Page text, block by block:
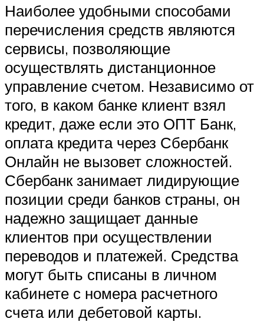
Наиболее удобными способами
перечисления средств являются
сервисы, позволяющие
осуществлять дистанционное
управление счетом. Независимо от
того, в каком банке клиент взял
кредит, даже если это ОПТ Банк,
оплата кредита через Сбербанк
Онлайн не вызовет сложностей.
Сбербанк занимает лидирующие
позиции среди банков страны, он
надежно защищает данные
клиентов при осуществлении
переводов и платежей. Средства
могут быть списаны в личном
кабинете с номера расчетного
счета или дебетовой карты.